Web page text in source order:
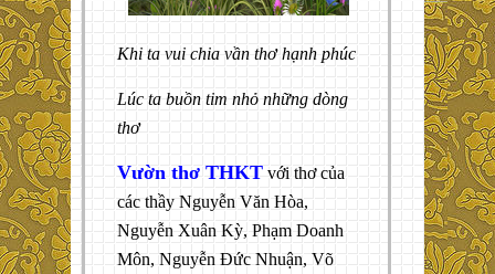
Khi ta vui chia vần thơ hạnh phúc
Lúc ta buồn tim nhỏ những dòng
thơ
Vườn thơ THKT với thơ của
các thầy Nguyễn Văn Hòa,
Nguyễn Xuân Kỳ, Phạm Doanh
Môn, Nguyễn Đức Nhuận, Võ